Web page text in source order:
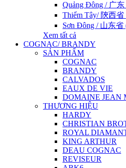
Quảng Đông / 广东
Thiểm Tây/ 陝西省
Sơn Đông / 山东省
Xem tất cả
COGNAC/ BRANDY
SẢN PHẨM
COGNAC
BRANDY
CALVADOS
EAUX DE VIE
DOMAINE JEAN
THƯƠNG HIỆU
HARDY
CHRISTIAN
ROYAL
KING ARTHUR
DEAU COGNAC
REVISEUR